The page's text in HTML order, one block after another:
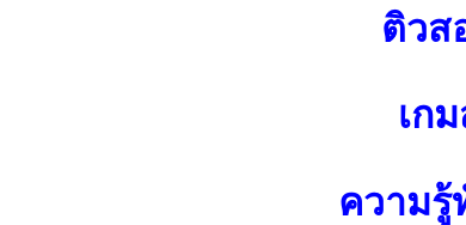
ติวส
เก
ความรู้